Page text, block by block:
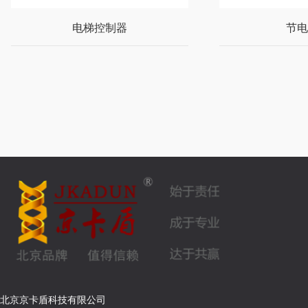
电梯控制器 节
北京京卡盾科技有限公司